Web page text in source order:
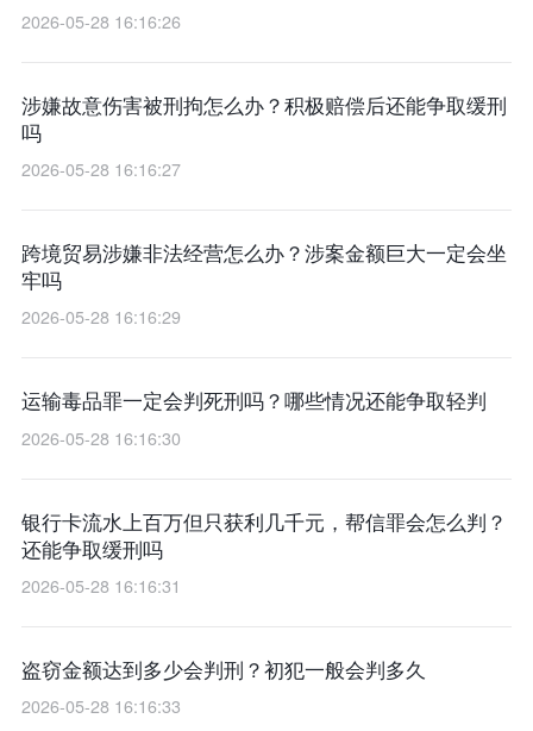
2026-05-28 16:16:26
涉嫌故意伤害被刑拘怎么办？积极赔偿后还能争取缓刑
吗
2026-05-28 16:16:27
跨境贸易涉嫌非法经营怎么办？涉案金额巨大一定会坐
牢吗
2026-05-28 16:16:29
运输毒品罪一定会判死刑吗？哪些情况还能争取轻判
2026-05-28 16:16:30
银行卡流水上百万但只获利几千元，帮信罪会怎么判？
还能争取缓刑吗
2026-05-28 16:16:31
盗窃金额达到多少会判刑？初犯一般会判多久
2026-05-28 16:16:33